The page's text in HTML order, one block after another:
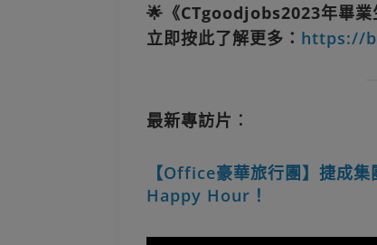
🌟《CTgoodjobs2023年畢業
立即按此了解更多： https://
最新專訪片︰
【Office豪華旅行團】捷成
Happy Hour！